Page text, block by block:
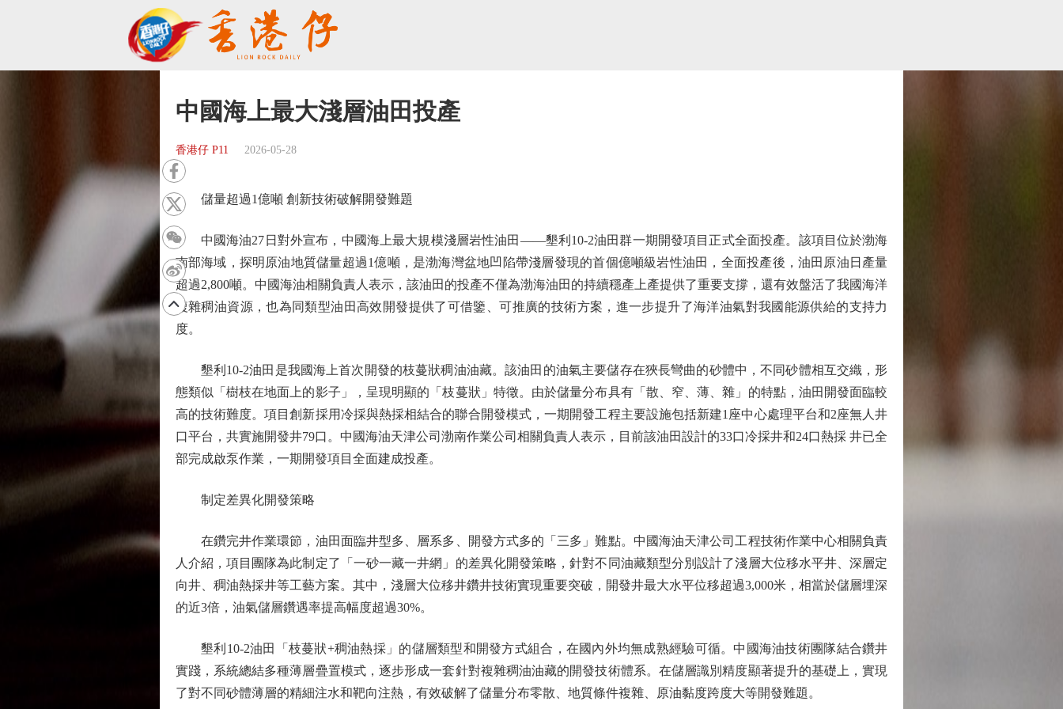
中國海上最大淺層油田投產
香港仔 P11 2026-05-28
儲量超過1億噸 創新技術破解開發難題
中國海油27日對外宣布，中國海上最大規模淺層岩性油田——墾利10-2油田群一期開發項目正式全面投產。該項目位於渤海
南部海域，探明原油地質儲量超過1億噸，是渤海灣盆地凹陷帶淺層發現的首個億噸級岩性油田，全面投產後，油田原油日產量
超過2,800噸。中國海油相關負責人表示，該油田的投產不僅為渤海油田的持續穩產上產提供了重要支撐，還有效盤活了我國海洋
複雜稠油資源，也為同類型油田高效開發提供了可借鑒、可推廣的技術方案，進一步提升了海洋油氣對我國能源供給的支持力
度。
墾利10-2油田是我國海上首次開發的枝蔓狀稠油油藏。該油田的油氣主要儲存在狹長彎曲的砂體中，不同砂體相互交織，形
態類似「樹枝在地面上的影子」，呈現明顯的「枝蔓狀」特徵。由於儲量分布具有「散、窄、薄、雜」的特點，油田開發面臨較
高的技術難度。項目創新採用冷採與熱採相結合的聯合開發模式，一期開發工程主要設施包括新建1座中心處理平台和2座無人井
口平台，共實施開發井79口。中國海油天津公司渤南作業公司相關負責人表示，目前該油田設計的33口冷採井和24口熱採 井已全
部完成啟泵作業，一期開發項目全面建成投產。
制定差異化開發策略
在鑽完井作業環節，油田面臨井型多、層系多、開發方式多的「三多」難點。中國海油天津公司工程技術作業中心相關負責
人介紹，項目團隊為此制定了「一砂一藏一井網」的差異化開發策略，針對不同油藏類型分別設計了淺層大位移水平井、深層定
向井、稠油熱採井等工藝方案。其中，淺層大位移井鑽井技術實現重要突破，開發井最大水平位移超過3,000米，相當於儲層埋深
的近3倍，油氣儲層鑽遇率提高幅度超過30%。
墾利10-2油田「枝蔓狀+稠油熱採」的儲層類型和開發方式組合，在國內外均無成熟經驗可循。中國海油技術團隊結合鑽井
實踐，系統總結多種薄層疊置模式，逐步形成一套針對複雜稠油油藏的開發技術體系。在儲層識別精度顯著提升的基礎上，實現
了對不同砂體薄層的精細注水和靶向注熱，有效破解了儲量分布零散、地質條件複雜、原油黏度跨度大等開發難題。